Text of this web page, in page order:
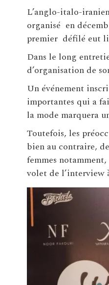
L’anglo-italo-
organisé en
premier défilé eut
Dans le long
d’organisation de
Un événement
importantes qui a
la mode marquera
Toutefois, les
bien au contraire,
femmes
volet de l’interview